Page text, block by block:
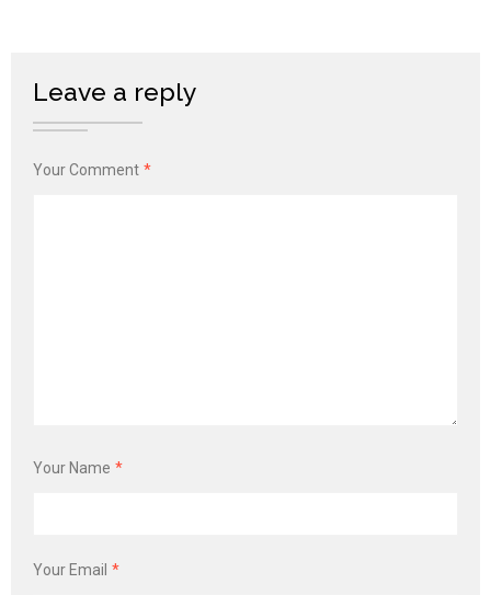
Leave a reply
Your Comment *
Your Name *
Your Email *